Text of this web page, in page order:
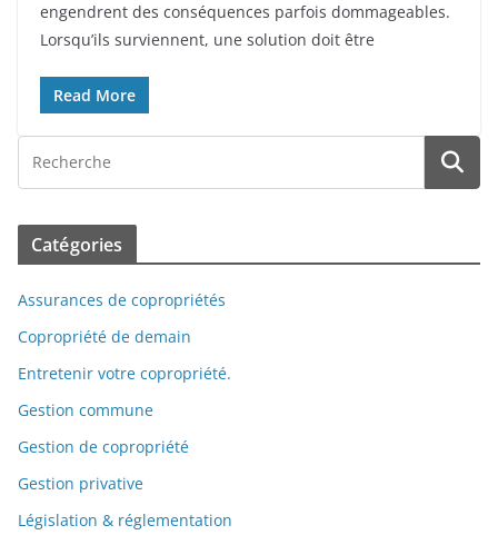
engendrent des conséquences parfois dommageables.
Lorsqu’ils surviennent, une solution doit être
Read More
Catégories
Assurances de copropriétés
Copropriété de demain
Entretenir votre copropriété.
Gestion commune
Gestion de copropriété
Gestion privative
Législation & réglementation